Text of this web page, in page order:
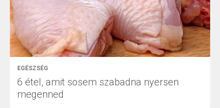
EGÉSZSÉG
6 étel, amit sosem szabadna nyersen
megenned